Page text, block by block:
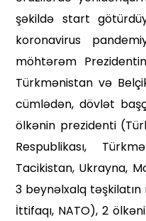
şəkildə start
koro­navirus
möhtərəm
Türkmənistan və
cümlədən, dövlət
ölkənin preziden­ti
Respublikası,
Tacikistan, Ukrayna,
3 beynəlxalq təşkilatın
İttifaqı, NATO), 2